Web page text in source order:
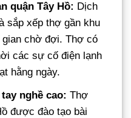
quận Tây Hồ: Dịch
sắp xếp thợ gần khu
chờ đợi. Thợ có
các sự cố điện lạnh
hằng ngày.
nghề cao: Thợ
được đào tạo bài